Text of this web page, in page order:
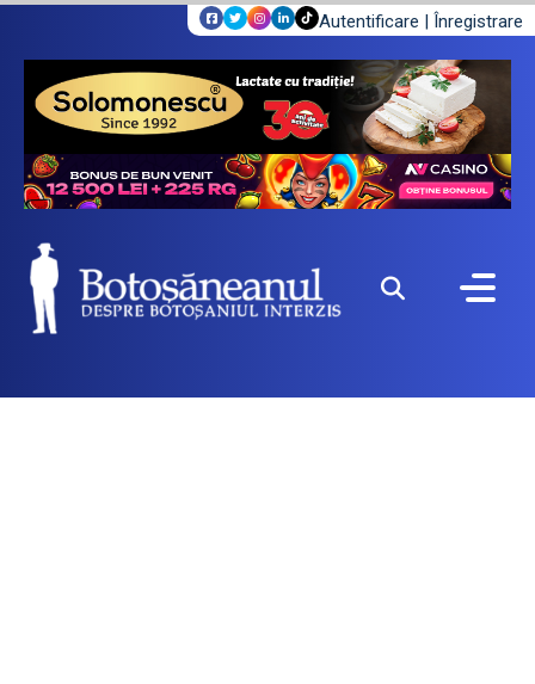
Autentificare | Înregistrare